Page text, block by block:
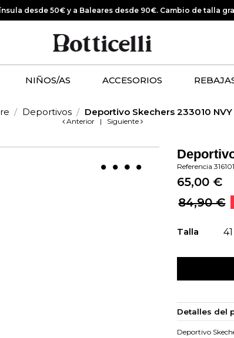
desde 50€ y a Baleares desde 90€. Cambio de talla
NIÑOS/AS ACCESORIOS
Deportivos Deportivo Skechers 233010
Anterior | Siguiente
Referencia
65,00 €
84,90 €
Talla 41
Detalles del
Deportivo